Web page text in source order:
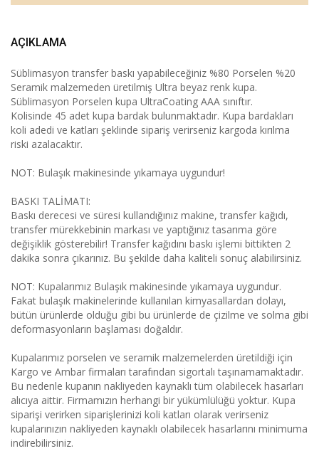
AÇIKLAMA
Süblimasyon transfer baskı yapabileceğiniz %80 Porselen %20
Seramik malzemeden üretilmiş Ultra beyaz renk kupa.
Süblimasyon Porselen kupa UltraCoating AAA sınıftır.
Kolisinde 45 adet kupa bardak bulunmaktadır. Kupa bardakları
koli adedi ve katları şeklinde sipariş verirseniz kargoda kırılma
riski azalacaktır.
NOT: Bulaşık makinesinde yıkamaya uygundur!
BASKI TALİMATI:
Baskı derecesi ve süresi kullandığınız makine, transfer kağıdı,
transfer mürekkebinin markası ve yaptığınız tasarıma göre
değişiklik gösterebilir! Transfer kağıdını baskı işlemi bittikten 2
dakika sonra çıkarınız. Bu şekilde daha kaliteli sonuç alabilirsiniz.
NOT: Kupalarımız Bulaşık makinesinde yıkamaya uygundur.
Fakat bulaşık makinelerinde kullanılan kimyasallardan dolayı,
bütün ürünlerde olduğu gibi bu ürünlerde de çizilme ve solma gibi
deformasyonların başlaması doğaldır.
Kupalarımız porselen ve seramik malzemelerden üretildiği için
Kargo ve Ambar firmaları tarafından sigortalı taşınamamaktadır.
Bu nedenle kupanın nakliyeden kaynaklı tüm olabilecek hasarları
alıcıya aittir. Firmamızın herhangi bir yükümlülüğü yoktur. Kupa
siparişi verirken siparişlerinizi koli katları olarak verirseniz
kupalarınızın nakliyeden kaynaklı olabilecek hasarlarını minimuma
indirebilirsiniz.